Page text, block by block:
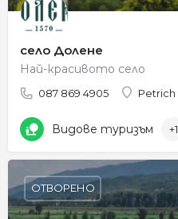
село Долене
Най-красивото село
087 869 4905 Petrich
Видове туризъм +1
ОТВОРЕНО